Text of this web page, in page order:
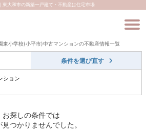
大和市の新築一戸建て・不動産は住宅市場
東小学校(小平市)中古マンションの不動産情報一覧
条件を選び直す
ション
お探しの条件では
つかりませんでした。